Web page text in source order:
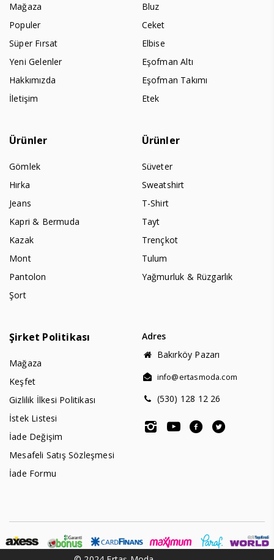
Mağaza
Populer
Süper Fırsat
Yeni Gelenler
Hakkımızda
İletişim
Bluz
Ceket
Elbise
Eşofman Altı
Eşofman Takımı
Etek
Ürünler
Gömlek
Hırka
Jeans
Kapri & Bermuda
Kazak
Mont
Pantolon
Şort
Ürünler
Süveter
Sweatshirt
T-Shirt
Tayt
Trençkot
Tulum
Yağmurluk & Rüzgarlık
Şirket Politikası
Mağaza
Keşfet
Gizlilik İlkesi Politikası
İstek Listesi
İade Değişim
Mesafeli Satış Sözleşmesi
İade Formu
Adres
Bakırköy Pazarı
info@ertasmoda.com
(530) 128 12 26